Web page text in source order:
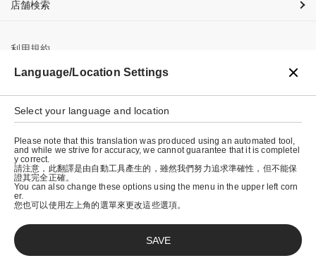
店舗検索
利用規約
プライバシーポリシー
特定商取引法に基づく表示
会社概要
© graniph inc.
Language/Location Settings
Select your language and location
Please note that this translation was produced using an automated tool,
and while we strive for accuracy, we cannot guarantee that it is completel
y correct.
請注意，此翻譯是由自動工具產生的，雖然我們努力追求準確性，但不能保
證其完全正確。
You can also change these options using the menu in the upper left corn
er.
您也可以使用左上角的選單來更改這些選項。
SAVE